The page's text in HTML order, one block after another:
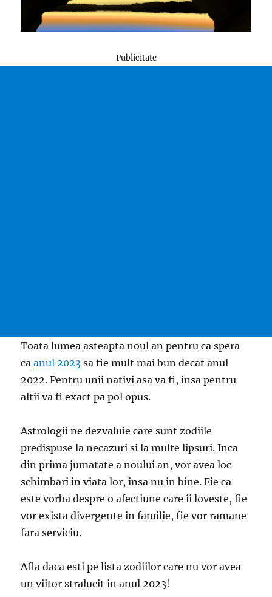
Publicitate
Toata lumea asteapta noul an pentru ca spera
caanul 2023 sa fie mult mai bun decat anul
2022. Pentru unii nativi asa va fi, insa pentru
altii va fi exact pa pol opus.
Astrologii ne dezvaluie care sunt zodiile
predispuse la necazuri si la multe lipsuri. Inca
din prima jumatate a noului an, vor avea loc
schimbari in viata lor, insa nu in bine. Fie ca
este vorba despre o afectiune care ii loveste, fie
vor exista divergente in familie, fie vor ramane
fara serviciu.
Afla daca esti pe lista zodiilor care nu vor avea
un viitor stralucit in anul 2023!